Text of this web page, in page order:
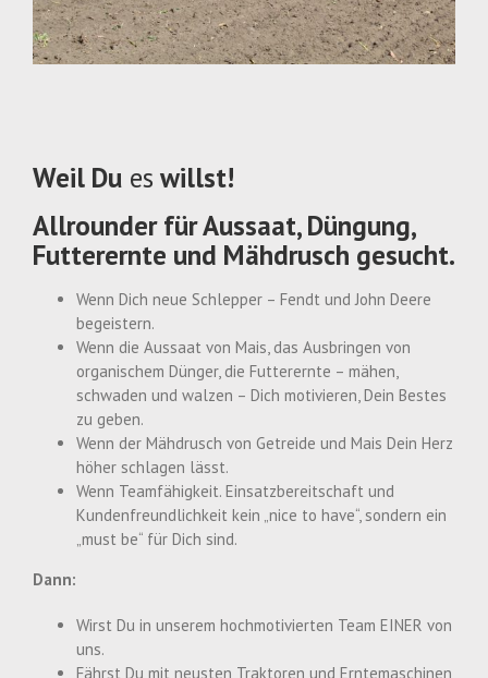
Weil Du es willst!
Allrounder für Aussaat, Düngung,
Futterernte und Mähdrusch gesucht.
Wenn Dich neue Schlepper – Fendt und John Deere
begeistern.
Wenn die Aussaat von Mais, das Ausbringen von
organischem Dünger, die Futterernte – mähen,
schwaden und walzen – Dich motivieren, Dein Bestes
zu geben.
Wenn der Mähdrusch von Getreide und Mais Dein Herz
höher schlagen lässt.
Wenn Teamfähigkeit. Einsatzbereitschaft und
Kundenfreundlichkeit kein „nice to have“, sondern ein
„must be“ für Dich sind.
Dann:
Wirst Du in unserem hochmotivierten Team EINER von
uns.
Fährst Du mit neusten Traktoren und Erntemaschinen